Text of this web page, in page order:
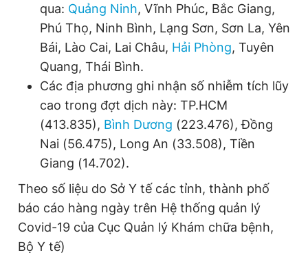
qua: Quảng Ninh, Vĩnh Phúc, Bắc Giang,
Phú Thọ, Ninh Bình, Lạng Sơn, Sơn La, Yên
Bái, Lào Cai, Lai Châu, Hải Phòng, Tuyên
Quang, Thái Bình.
Các địa phương ghi nhận số nhiễm tích lũy
cao trong đợt dịch này: TP.HCM
(413.835), Bình Dương (223.476), Đồng
Nai (56.475), Long An (33.508), Tiền
Giang (14.702).
Theo số liệu do Sở Y tế các tỉnh, thành phố
báo cáo hàng ngày trên Hệ thống quản lý
Covid-19 của Cục Quản lý Khám chữa bệnh,
Bộ Y tế)